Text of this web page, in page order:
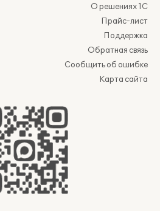
О решениях 1С
Прайс-лист
Поддержка
Обратная связь
Сообщить об ошибке
Карта сайта